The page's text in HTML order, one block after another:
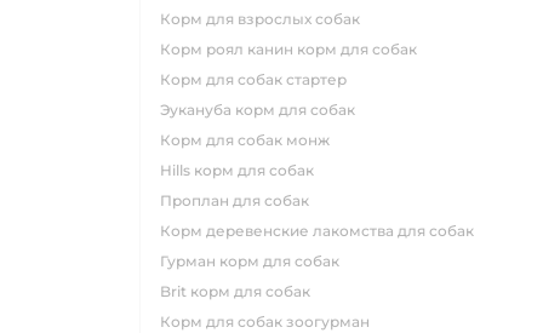
корм для взрослых собак
корм роял канин корм для собак
корм для собак стартер
эукануба корм для собак
корм для собак монж
hills корм для собак
проплан для собак
корм деревенские лакомства для собак
гурман корм для собак
brit корм для собак
корм для собак зоогурман